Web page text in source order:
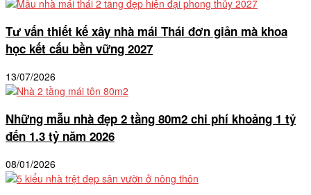
Tư vấn thiết kế xây nhà mái Thái đơn giản mà khoa
học kết cấu bền vững 2027
13/07/2026
Những mẫu nhà đẹp 2 tầng 80m2 chi phí khoảng 1 tỷ
đến 1.3 tỷ năm 2026
08/01/2026